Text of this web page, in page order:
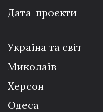
Дата-проєкти
Україна та світ
Миколаїв
Херсон
Одеса